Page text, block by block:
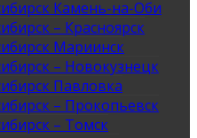
Камень-на-Оби
– Красноярск
Мариинск
– Новокузнецк
Павловка
– Прокопьевск
– Томск